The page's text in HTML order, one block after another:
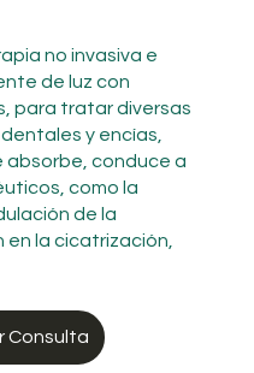
no invasiva e
de luz con
para tratar diversas
y encías,
absorbe, conduce a
como la
de la
la cicatrización,
Consulta